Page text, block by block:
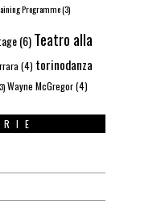
Programme(3)
(6)Teatro alla
(4) torinodanza
Wayne McGregor(4)